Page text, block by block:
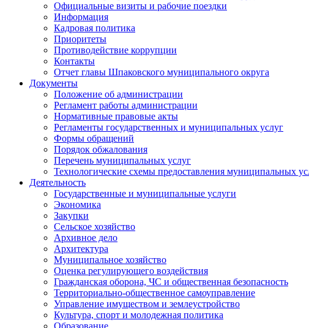
Официальные визиты и рабочие поездки
Информация
Кадровая политика
Приоритеты
Противодействие коррупции
Контакты
Отчет главы Шпаковского муниципального округа
Документы
Положение об администрации
Регламент работы администрации
Нормативные правовые акты
Регламенты государственных и муниципальных услуг
Формы обращений
Порядок обжалования
Перечень муниципальных услуг
Технологические схемы предоставления муниципальных
Деятельность
Государственные и муниципальные услуги
Экономика
Закупки
Сельское хозяйство
Архивное дело
Архитектура
Муниципальное хозяйство
Оценка регулирующего воздействия
Гражданская оборона, ЧС и общественная безопасность
Территориально-общественное самоуправление
Управление имуществом и землеустройство
Культура, спорт и молодежная политика